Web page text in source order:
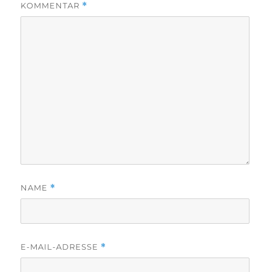
KOMMENTAR *
NAME *
E-MAIL-ADRESSE *